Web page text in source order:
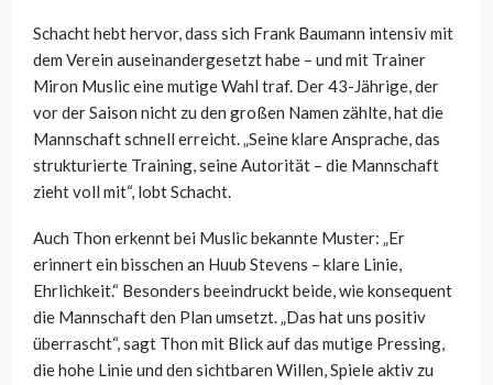
Schacht hebt hervor, dass sich Frank Baumann intensiv mit
dem Verein auseinandergesetzt habe – und mit Trainer
Miron Muslic eine mutige Wahl traf. Der 43-Jährige, der
vor der Saison nicht zu den großen Namen zählte, hat die
Mannschaft schnell erreicht. „Seine klare Ansprache, das
strukturierte Training, seine Autorität – die Mannschaft
zieht voll mit“, lobt Schacht.
Auch Thon erkennt bei Muslic bekannte Muster: „Er
erinnert ein bisschen an Huub Stevens – klare Linie,
Ehrlichkeit.“ Besonders beeindruckt beide, wie konsequent
die Mannschaft den Plan umsetzt. „Das hat uns positiv
überrascht“, sagt Thon mit Blick auf das mutige Pressing,
die hohe Linie und den sichtbaren Willen, Spiele aktiv zu